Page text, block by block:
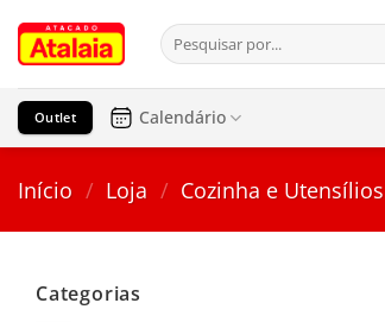
para
conteúdo
Pesquisar
por:
Outlet Calendário
Início / Loja / Cozinha e Utensílios
Categorias